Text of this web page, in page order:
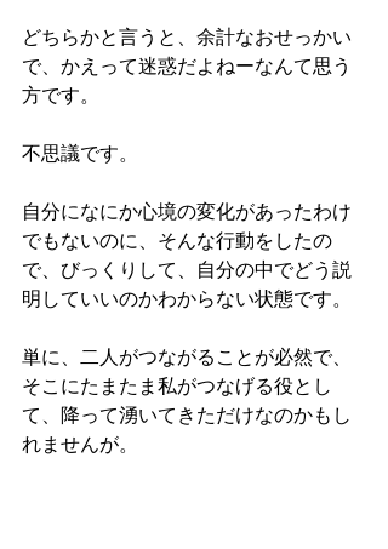
どちらかと言うと、余計なおせっかい
で、かえって迷惑だよねーなんて思う
方です。
不思議です。
自分になにか心境の変化があったわけ
でもないのに、そんな行動をしたの
で、びっくりして、自分の中でどう説
明していいのかわからない状態です。
単に、二人がつながることが必然で、
そこにたまたま私がつなげる役とし
て、降って湧いてきただけなのかもし
れませんが。